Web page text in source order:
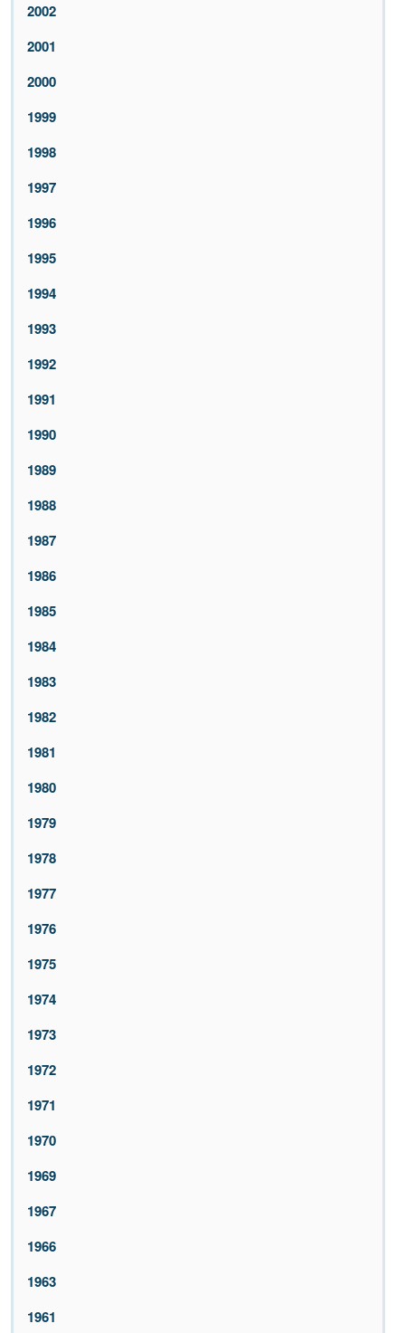
2002
2001
2000
1999
1998
1997
1996
1995
1994
1993
1992
1991
1990
1989
1988
1987
1986
1985
1984
1983
1982
1981
1980
1979
1978
1977
1976
1975
1974
1973
1972
1971
1970
1969
1967
1966
1963
1961